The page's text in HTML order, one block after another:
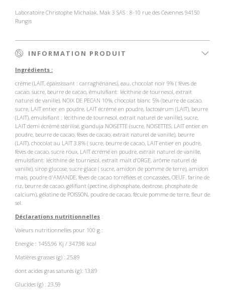
Laboratoire Christophe Michalak, Mak 3 SAS : 8-10 rue des Cévennes 94150
Rungis
INFORMATION PRODUIT
Ingrédients :
crème (LAIT, épaississant : carraghénanes), eau, chocolat noir 9% ( fèves de
cacao, sucre, beurre de cacao, émulsifiant: lécithine de tournesol, extrait
naturel de vanille), NOIX DE PECAN 10%, chocolat blanc 5% (beurre de cacao,
sucre, LAIT entier en poudre, LAIT écrémé en poudre, lactosérum (LAIT), beurre
(LAIT), émulsifiant : lécithine de tournesol, extrait naturel de vanille), sucre,
LAIT demi écrémé stérilisé, gianduja NOISETTE (sucre, NOISETTES, LAIT entier en
poudre, beurre de cacao, fèves de cacao, extrait naturel de vanille), beurre
(LAIT), chocolat au LAIT 3.8% ( sucre, beurre de cacao, LAIT entier en poudre,
fèves de cacao, sucre roux, LAIT écrémé en poudre, extrait naturel de vanille,
émulsifiant: lécithine de tournesol, extrait malt d’ORGE, arôme naturel de
vanille), sirop glucose, sucre glace ( sucre, amidon de pomme de terre), amidon
mais, poudre d'AMANDE, fèves de cacao torréfiées et concassées, OEUF, farine de
riz, beurre de cacao, gélifiant (pectine, diphosphate, dextrose, phosphate de
calcium), gélatine de POISSON, poudre de cacao, fécule pomme de terre, fleur de
sel.
Déclarations nutritionnelles :
Valeurs nutritionnelles pour 100 g :
Energie : 1455,96 Kj / 347,98 kcal
Matières grasses (g) : 25,89
dont acides gras saturés (g): 13,89
Glucides (g) : 23,59